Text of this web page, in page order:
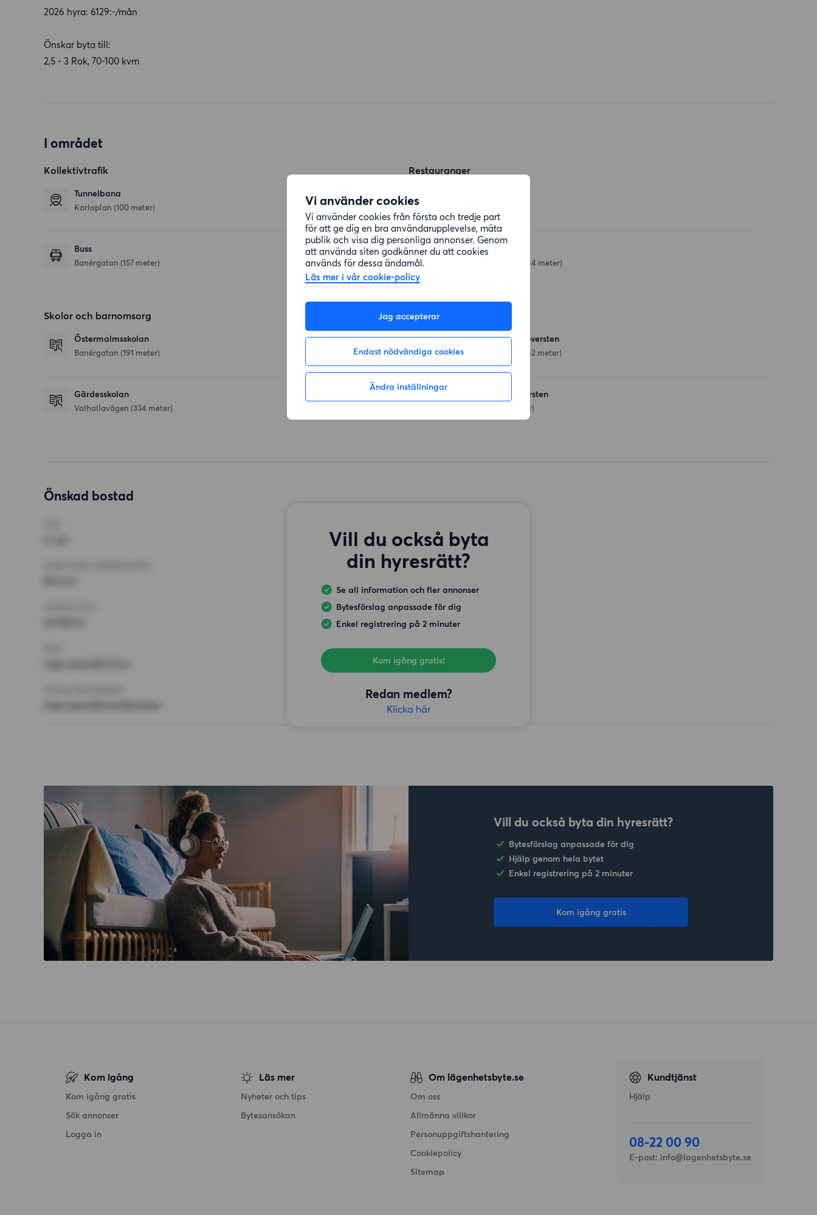
Vi använder cookies
Vi använder cookies från första och tredje part
för att ge dig en bra användarupplevelse, mäta
publik och visa dig personliga annonser. Genom
att använda siten godkänner du att cookies
används för dessa ändamål.
Läs mer i vår cookie-policy
Jag accepterar
Endast nödvändiga cookies
Ändra inställningar
2026 hyra: 6129:-/mån
Önskar byta till:
2,5 - 3 Rok, 70-100 kvm
I området
Kollektivtrafik
Tunnelbana
Karlaplan (100 meter)
Buss
Banérgatan (157 meter)
Restauranger
IKKI Sushi
(164 meter)
Skolor och barnomsorg
Östermalmsskolan
Banérgatan (191 meter)
Gärdesskolan
Valhallavägen (334 meter)
Affärer
ICA Supermarket Fältöversten
Gösta Bohmans Plats (162 meter)
Hemköp Sabis Fältöversten
(181 meter)
Önskad bostad
Vill du också byta
din hyresrätt?
Se all information och fler annonser
Bytesförslag anpassade för dig
Enkel registrering på 2 minuter
Kom igång gratis!
Redan medlem?
Klicka här
Vill du också byta din hyresrätt?
Bytesförslag anpassade för dig
Hjälp genom hela bytet
Enkel registrering på 2 minuter
Kom igång gratis
Kom igång
Kom igång gratis
Sök annonser
Logga in
Läs mer
Nyheter och tips
Bytesansökan
Om lägenhetsbyte.se
Om oss
Allmänna villkor
Personuppgiftshantering
Cookiepolicy
Sitemap
Kundtjänst
Hjälp
08-22 00 90
E-post: info@lagenhetsbyte.se